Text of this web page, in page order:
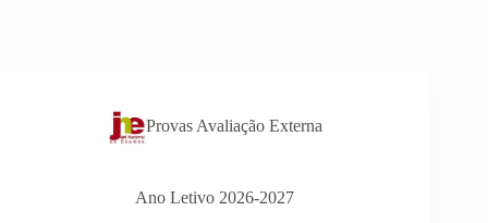
Provas Avaliação Externa
Ano Letivo 2026-2027